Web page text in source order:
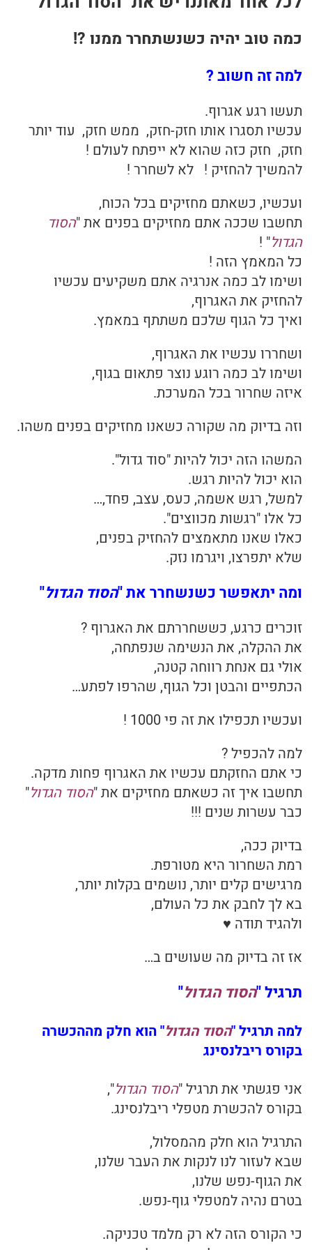
בריאות
תזונה
עיסוי
כמה טוב יהיה כשנשתחרר ממנו ?!
למה זה חשוב ?
תעשו רגע אגרוף.
עכשיו תסגרו אותו חזק-חזק, ממש חזק, עוד יותר
חזק, חזק כזה שהוא לא ייפתח לעולם !
להמשיך להחזיק ! לא לשחרר !
ועכשיו, כשאתם מחזיקים בכל הכוח,
תחשבו שככה אתם מחזיקים בפנים את "הסוד
הגדול" !
כל המאמץ הזה !
ושימו לב כמה אנרגיה אתם משקיעים עכשיו
להחזיק את האגרוף,
ואיך כל הגוף שלכם משתתף במאמץ.
ושחררו עכשיו את האגרוף,
ושימו לב כמה רוגע נוצר פתאום בגוף,
איזה שחרור בכל המערכת.
וזה בדיוק מה שקורה כשאנו מחזיקים בפנים משהו.
המשהו הזה יכול להיות "סוד גדול".
הוא יכול להיות רגש.
למשל, רגש אשמה, כעס, עצב, פחד,…
כל אלו "רגשות מכווצים".
כאלו שאנו מתאמצים להחזיק בפנים,
שלא יתפרצו, ויגרמו נזק.
ומה יתאפשר כשנשחרר את "הסוד הגדול"
זוכרים כרגע, כששחררתם את האגרוף ?
את ההקלה, את הנשימה שנפתחה,
אולי גם אנחת רווחה קטנה,
הכתפיים והבטן וכל הגוף, שהרפו לפתע…
ועכשיו תכפילו את זה פי 1000 !
למה להכפיל ?
כי אתם החזקתם עכשיו את האגרוף פחות מדקה.
תחשבו איך זה כשאתם מחזיקים את "הסוד הגדול"
כבר עשרות שנים !!!
בדיוק ככה,
רמת השחרור היא מטורפת.
מרגישים קלים יותר, נושמים בקלות יותר,
בא לך לחבק את כל העולם,
ולהגיד תודה ♥
אז זה בדיוק מה שעושים ב…
תרגיל "הסוד הגדול"
למה תרגיל "הסוד הגדול" הוא חלק מההכשרה
בקורס ריבלנסינג
אני פגשתי את תרגיל "הסוד הגדול",
בקורס להכשרת מטפלי ריבלנסינג.
התרגיל הוא חלק מהמסלול,
שבא לעזור לנו לנקות את העבר שלנו,
את הגוף-נפש שלנו,
בטרם נהיה למטפלי גוף-נפש.
כי הקורס הזה לא רק מלמד טכניקה.